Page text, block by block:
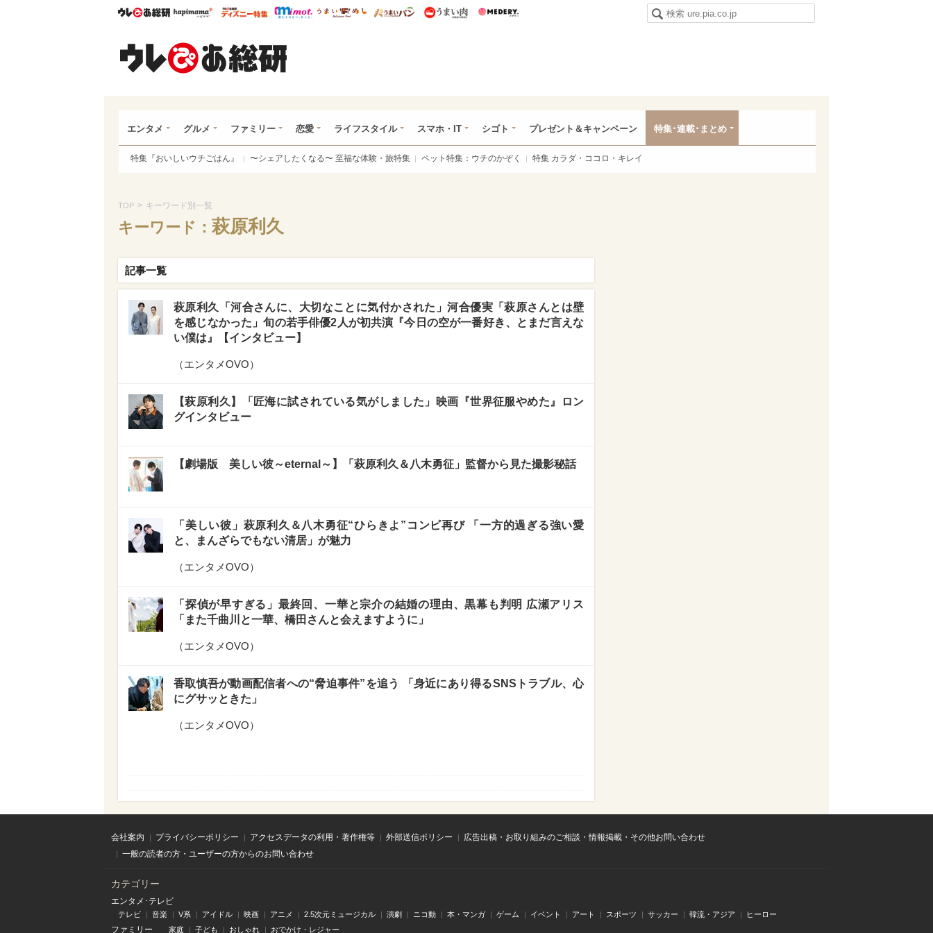
ウレぴあ総研ハピママ* ウレぴあ総研 ディズニー特集
mimot. うまいめし うまいパン うまい肉
エンタメ グルメ ファミリー 恋愛 ライフスタイル スマホ・IT シゴト プレゼント＆キャンペーン 特集･連載･まとめ
特集『おいしいウチごはん』 〜シェアしたくなる〜 至福な体験・旅特集 ペット特集：ウチのかぞく 特集 カラダ・ココロ・キレイ
TOP > キーワード別一覧
キーワード： 萩原利久
記事一覧
萩原利久「河合さんに、大切なことに気付かされた」河合優実「萩原さんとは壁
を感じなかった」旬の若手俳優2人が初共演『今日の空が一番好き、とまだ言えな
い僕は』【インタビュー】
（エンタメOVO）
【萩原利久】「匠海に試されている気がしました」映画『世界征服やめた』ロン
グインタビュー
【劇場版 美しい彼～eternal～】「萩原利久＆八木勇征」監督から見た撮影秘話
「美しい彼」萩原利久＆八木勇征“ひらきよ”コンビ再び 「一方的過ぎる強い愛
と、まんざらでもない清居」が魅力
（エンタメOVO）
「探偵が早すぎる」最終回、一華と宗介の結婚の理由、黒幕も判明 広瀬アリス
「また千曲川と一華、橋田さんと会えますように」
（エンタメOVO）
香取慎吾が動画配信者への“脅迫事件”を追う 「身近にあり得るSNSトラブル、心
にグサッときた」
（エンタメOVO）
会社案内 プライバシーポリシー アクセスデータの利用・著作権等 外部送信ポリシー
広告出稿・お取り組みのご相談・情報掲載・その他お問い合わせ
一般の読者の方・ユーザーの方からのお問い合わせ
カテゴリー
エンタメ･テレビ
テレビ 音楽 V系 アイドル 映画 アニメ 2.5次元ミュージカル 演劇 ニコ動 本・マンガ ゲーム イベント アート スポーツ サッカー 韓流・アジア ヒーロー
ファミリー 家庭 子ども おしゃれ おでかけ・レジャー